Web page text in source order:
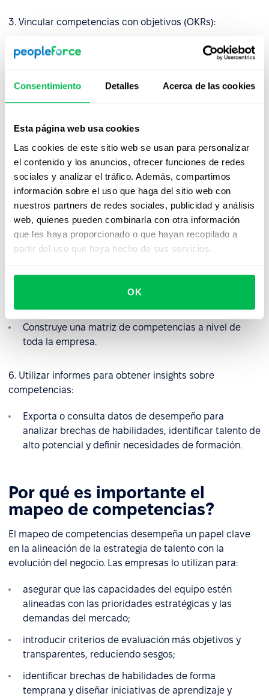
Consentimiento Detalles Acerca de las cookies
Esta página web usa cookies
Las cookies de este sitio web se usan para personalizar
el contenido y los anuncios, ofrecer funciones de redes
sociales y analizar el tráfico. Además, compartimos
información sobre el uso que haga del sitio web con
nuestros partners de redes sociales, publicidad y análisis
web, quienes pueden combinarla con otra información
que les haya proporcionado o que hayan recopilado a
partir del uso que haya hecho de sus servicios.
OK
3. Vincular competencias con objetivos (OKRs):
Ve aPerformance → Goals (OKRs)
Alinea las competencias con resultados medibles.
proyectos interdepartamentales”.
4. Hacer seguimiento del desarrollo de competencias a lo
Utiliza el historial de evaluaciones y analíticas para
comparar resultados entre ciclos.
Identifica brechas y tendencias de mejora por
empleado o equipo.
5. Almacenar datos de competencias en los perfiles de
Añade campos personalizados (por ejemplo,
Construye una matriz de competencias a nivel de
toda la empresa.
6. Utilizar informes para obtener insights sobre
competencias:
Exporta o consulta datos de desempeño para
analizar brechas de habilidades, identificar talento de
alto potencial y definir necesidades de formación.
Por qué es importante el
mapeo de competencias?
El mapeo de competencias desempeña un papel clave
en la alineación de la estrategia de talento con la
evolución del negocio. Las empresas lo utilizan para:
asegurar que las capacidades del equipo estén
alineadas con las prioridades estratégicas y las
demandas del mercado;
introducir criterios de evaluación más objetivos y
transparentes, reduciendo sesgos;
identificar brechas de habilidades de forma
temprana y diseñar iniciativas de aprendizaje y